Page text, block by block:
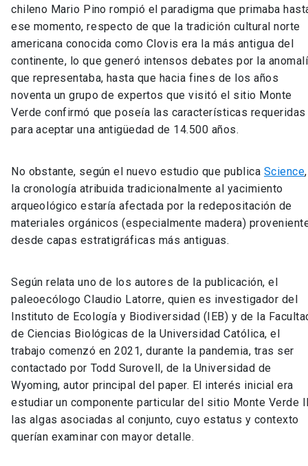
chileno Mario Pino rompió el paradigma que primaba
ese momento, respecto de que la tradición cultural norte
americana conocida como Clovis era la más antigua del
continente, lo que generó intensos debates por la
que representaba, hasta que hacia fines de los años
noventa un grupo de expertos que visitó el sitio Monte
Verde confirmó que poseía las características requeridas
para aceptar una antigüedad de 14.500 años.
No obstante, según el nuevo estudio que publica Science,
la cronología atribuida tradicionalmente al yacimiento
arqueológico estaría afectada por la redepositación de
materiales orgánicos (especialmente madera)
desde capas estratigráficas más antiguas.
Según relata uno de los autores de la publicación, el
paleoecólogo Claudio Latorre, quien es investigador del
Instituto de Ecología y Biodiversidad (IEB) y de la
de Ciencias Biológicas de la Universidad Católica, el
trabajo comenzó en 2021, durante la pandemia, tras ser
contactado por Todd Surovell, de la Universidad de
Wyoming, autor principal del paper. El interés inicial era
estudiar un componente particular del sitio Monte Verde
las algas asociadas al conjunto, cuyo estatus y contexto
querían examinar con mayor detalle.